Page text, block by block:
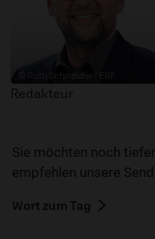
Redakteur
Sie möchten noch
empfehlen unsere
Wort zum Tag